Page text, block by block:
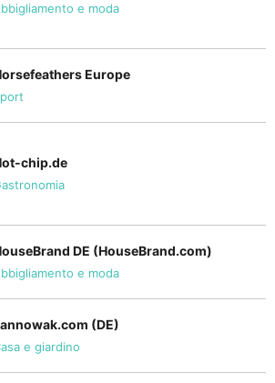
e moda
Europe
chip.de
DE (HouseBrand.com)
e moda
(DE)
e giardino